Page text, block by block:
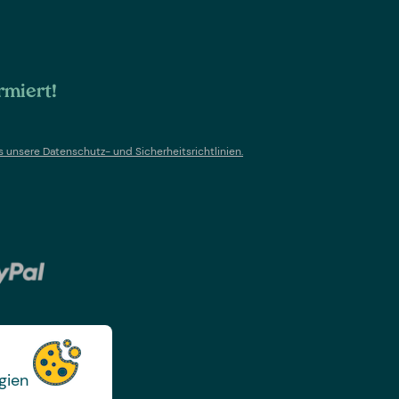
unsere Datenschutz- und Sicherheitsrichtlinien.